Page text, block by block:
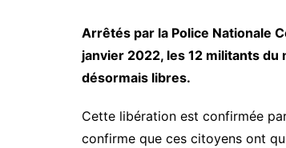
Arrêtés par la Police Nationale
janvier 2022, les 12 militants
désormais libres.
Cette libération est confirmée
confirme que ces citoyens ont